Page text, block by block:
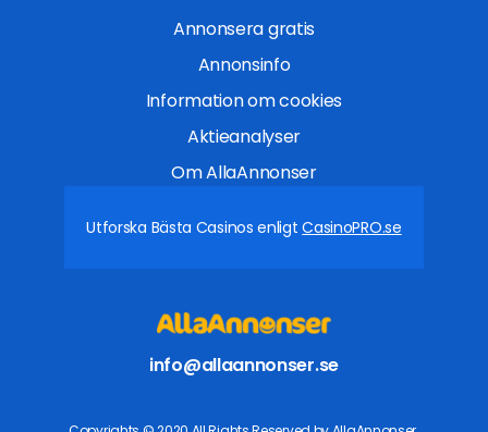
Annonsera gratis
Annonsinfo
Information om cookies
Aktieanalyser
Om AllaAnnonser
Utforska Bästa Casinos enligtCasinoPRO.se
info@allaannonser.se